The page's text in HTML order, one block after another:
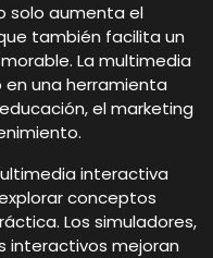
solo aumenta el
también facilita un
La multimedia
una herramienta
el marketing
interactiva
conceptos
Los simuladores,
interactivos mejoran